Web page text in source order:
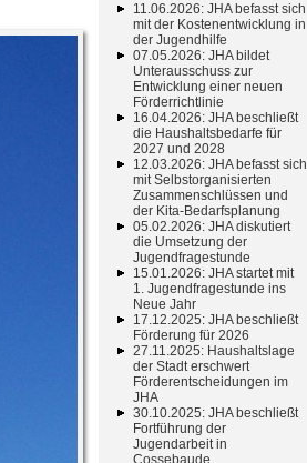
11.06.2026: JHA befasst sich
mit der Kostenentwicklung in
der Jugendhilfe
07.05.2026: JHA bildet
Unterausschuss zur
Entwicklung einer neuen
Förderrichtlinie
16.04.2026: JHA beschließt
die Haushaltsbedarfe für
2027 und 2028
12.03.2026: JHA befasst sich
mit Selbstorganisierten
Zusammenschlüssen und
der Kita-Bedarfsplanung
05.02.2026: JHA diskutiert
die Umsetzung der
Jugendfragestunde
15.01.2026: JHA startet mit
1. Jugendfragestunde ins
Neue Jahr
17.12.2025: JHA beschließt
Förderung für 2026
27.11.2025: Haushaltslage
der Stadt erschwert
Förderentscheidungen im
JHA
30.10.2025: JHA beschließt
Fortführung der
Jugendarbeit in
Cossebaude